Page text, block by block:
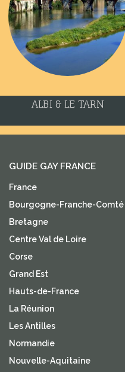
ALBI & LE TARN
GUIDE GAY FRANCE
France
Bourgogne-Franche-Comté
Bretagne
Centre Val de Loire
Corse
Grand Est
Hauts-de-France
La Réunion
Les Antilles
Normandie
Nouvelle-Aquitaine